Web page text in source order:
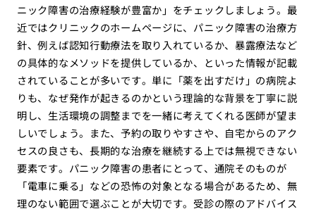
ニック障害の治療経験が豊富か」をチェックしましょう。最
近ではクリニックのホームページに、パニック障害の治療方
針、例えば認知行動療法を取り入れているか、暴露療法など
の具体的なメソッドを提供しているか、といった情報が記載
されていることが多いです。単に「薬を出すだけ」の病院よ
りも、なぜ発作が起きるのかという理論的な背景を丁寧に説
明し、生活環境の調整までを一緒に考えてくれる医師が望ま
しいでしょう。また、予約の取りやすさや、自宅からのアク
セスの良さも、長期的な治療を継続する上では無視できない
要素です。パニック障害の患者にとって、通院そのものが
「電車に乗る」などの恐怖の対象となる場合があるため、無
理のない範囲で選ぶことが大切です。受診の際のアドバイス